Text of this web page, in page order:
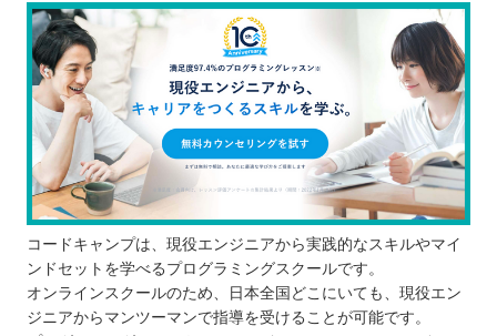
コードキャンプは、現役エンジニアから実践的なスキルやマイ
ンドセットを学べるプログラミングスクールです。
オンラインスクールのため、日本全国どこにいても、現役エン
ジニアからマンツーマンで指導を受けることが可能です。